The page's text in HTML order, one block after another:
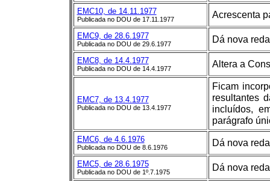
EMC10, de 14.11.1977
Publicada no DOU de 17.11.1977 Acrescenta
EMC9, de 28.6.1977
Publicada no DOU de 29.6.1977 Dá nova
EMC8, de 14.4.1977
Publicada no DOU de 14.4.1977 Altera a
EMC7, de 13.4.1977
Publicada no DOU de 13.4.1977
Ficam
resultantes
incluídos,
parágrafo
EMC6, de 4.6.1976
Publicada no DOU de 8.6.1976 Dá nova
EMC5, de 28.6.1975
Publicada no DOU de 1º.7.1975 Dá nova